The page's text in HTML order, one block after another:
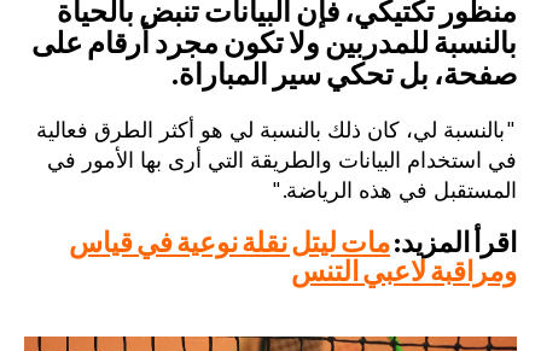
منظور تكتيكي، فإن البيانات تنبض بالحياة
بالنسبة للمدربين ولا تكون مجرد أرقام على
صفحة، بل تحكي سير المباراة.
"بالنسبة لي، كان ذلك بالنسبة لي هو أكثر الطرق فعالية
في استخدام البيانات والطريقة التي أرى بها الأمور في
المستقبل في هذه الرياضة."
اقرأ المزيد:مات ليتل نقلة نوعية في قياس
ومراقبة لاعبي التنس